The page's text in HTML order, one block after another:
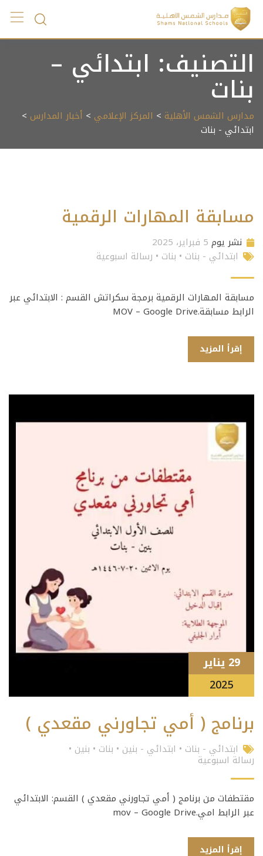
Skip
content
التصنيف: ابتدائي –
بنات
مدارس الشمس الأهلية > المركز الإعلامي > أخبار المدارس >
ابتدائي - بنات
مسابقة المهارات الرقمية
نشر يوم 5 فبراير، 2025
ابتدائي - بنات • بنات • رسالة اسبوعية
مسابقة المهارات الرقمية برمجة سكراتش القسم : الابتدائي عبر
الرابط مسابقة.MOV – Google Drive
إقرأ المزيد
29 يناير
2025
برنامج ( أمي تجاورني مقعدي )
ابتدائي - بنات • ابتدائي - بنين • بنات • بنين •
رسالة اسبوعية
مقتطفات من برنامج ( أمي تجاورني مقعدي ) القسم: الابتدائي
عبر الرابط امي.mov – Google Drive
إقرأ المزيد